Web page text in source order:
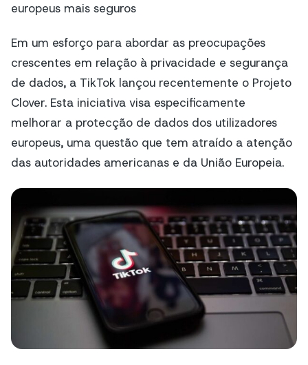
europeus mais seguros
Em um esforço para abordar as preocupações
crescentes em relação à privacidade e segurança
de dados, a TikTok lançou recentemente o Projeto
Clover. Esta iniciativa visa especificamente
melhorar a protecção de dados dos utilizadores
europeus, uma questão que tem atraído a atenção
das autoridades americanas e da União Europeia.